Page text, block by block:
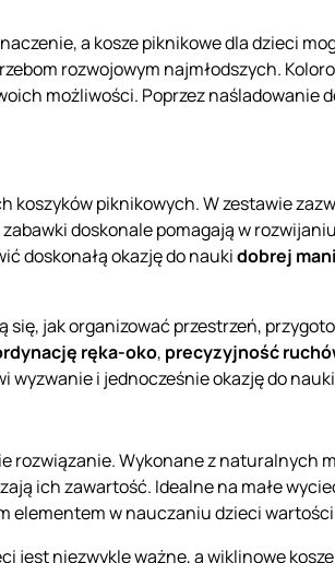
a kosze piknikowe dla dzieci
rozwojowym najmłodszych.
możliwości. Poprzez naśladowanie
koszyków piknikowych. W zestawie
doskonale pomagają w rozwijaniu
doskonałą okazję do naukidobrej
się, jak organizować przestrzeń,
ręka-oko, precyzyjność
i jednocześnie okazję do
rozwiązanie. Wykonane z naturalnych
ich zawartość. Idealne na małe
elementem w nauczaniu dzieci
jest niezwykle ważne, a wiklinowe